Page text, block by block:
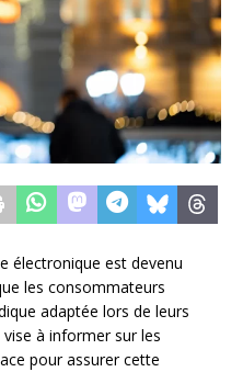
électronique est devenu
les consommateurs
adaptée lors de leurs
à informer sur les
pour assurer cette